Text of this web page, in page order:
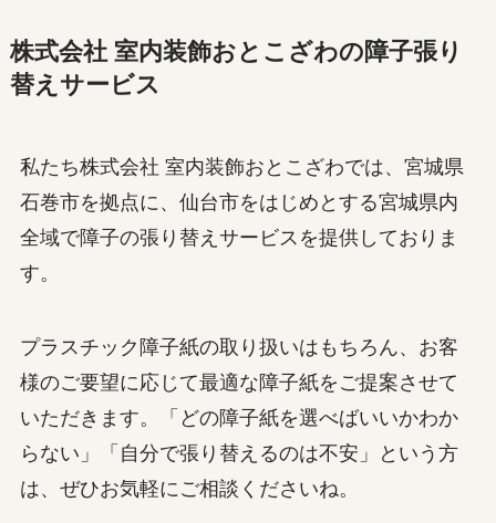
株式会社 室内装飾おとこざわの障子張り
替えサービス
私たち株式会社 室内装飾おとこざわでは、宮城県
石巻市を拠点に、仙台市をはじめとする宮城県内
全域で障子の張り替えサービスを提供しておりま
す。
プラスチック障子紙の取り扱いはもちろん、お客
様のご要望に応じて最適な障子紙をご提案させて
いただきます。「どの障子紙を選べばいいかわか
らない」「自分で張り替えるのは不安」という方
は、ぜひお気軽にご相談くださいね。